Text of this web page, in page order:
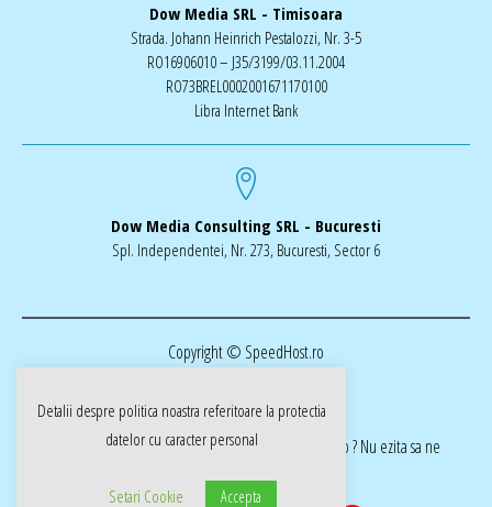
Dow Media SRL - Timisoara
Strada. Johann Heinrich Pestalozzi, Nr. 3-5
RO16906010 – J35/3199/03.11.2004
RO73BREL0002001671170100
Libra Internet Bank
Dow Media Consulting SRL - Bucuresti
Spl. Independentei, Nr. 273, Bucuresti, Sector 6
Copyright © SpeedHost.ro
realizat de Dow Media | ai nevoie de o pagina web ? Nu ezita sa ne
Detalii despre politica noastra referitoare la protectia
datelor cu caracter personal
Setari Cookie Accepta